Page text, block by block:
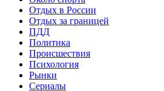
Отдых в России
Отдых за границей
ПДД
Политика
Происшествия
Психология
Рынки
Сериалы